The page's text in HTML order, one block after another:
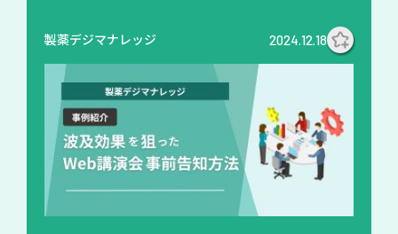
製薬デジマナレッジ 2024.12.18